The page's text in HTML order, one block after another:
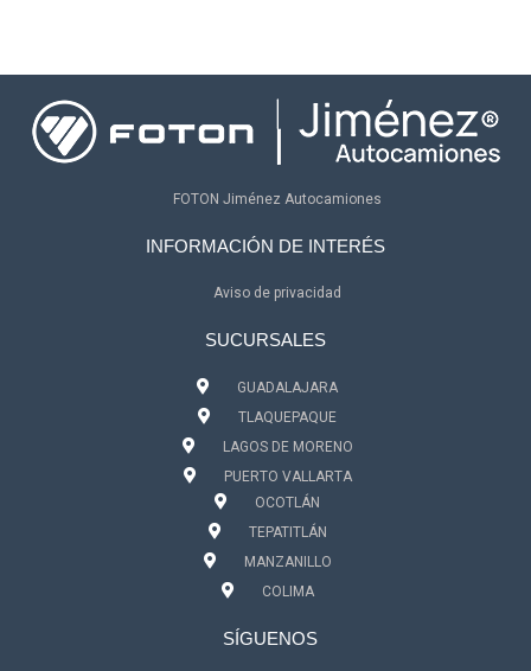
FOTON Jiménez Autocamiones
INFORMACIÓN DE INTERÉS
Aviso de privacidad
SUCURSALES
GUADALAJARA
TLAQUEPAQUE
LAGOS DE MORENO
PUERTO VALLARTA
OCOTLÁN
TEPATITLÁN
MANZANILLO
COLIMA
SÍGUENOS